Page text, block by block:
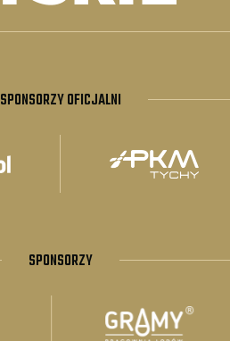
SPONSORZY OFICJALNI
SPONSORZY